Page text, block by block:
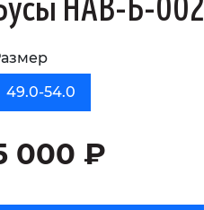
НАВ-Б-002
49.0-54.0
000 ₽